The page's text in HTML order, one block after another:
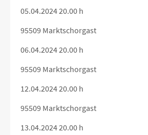
05.04.2024 20.00 h
95509 Marktschorgast
06.04.2024 20.00 h
95509 Marktschorgast
12.04.2024 20.00 h
95509 Marktschorgast
13.04.2024 20.00 h